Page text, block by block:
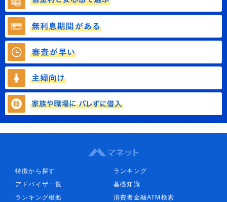
特徴から探す
ランキング
アドバイザ一覧
基礎知識
ランキング根拠
消費者金融ATM検索